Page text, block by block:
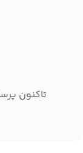
تاکنون